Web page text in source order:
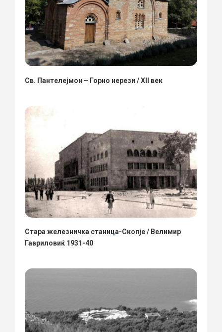
Св. Пантелејмон – Горно нерези / XII век
Стара железничка станица-Скопје / Велимир
Гавриловиќ 1931-40